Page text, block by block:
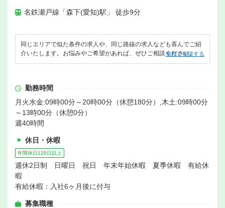
名鉄瀬戸線「森下(愛知)駅」 徒歩9分
同じエリアで似た条件の求人や、同じ路線の求人なども喜んでご紹
介いたします。お悩みやご希望があれば、ぜひご相談ください。
無料で相談する
勤務時間
月火水金:09時00分～20時00分（休憩180分）,木土:09時00分
～13時00分（休憩0分）
週40時間
休日・休暇
年間休日120日以上
週休2日制 日曜日 祝日 年末年始休暇 夏季休暇 有給休
暇
有給休暇：入社6ヶ月後に付与
募集職種